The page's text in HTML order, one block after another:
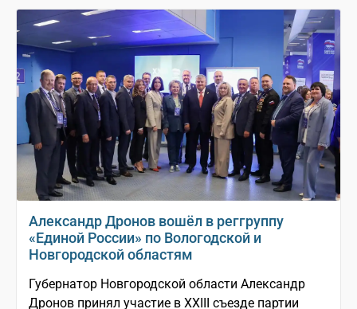
Александр Дронов вошёл в реггруппу
«Единой России» по Вологодской и
Новгородской областям
Губернатор Новгородской области Александр
Дронов принял участие в XXIII съезде партии